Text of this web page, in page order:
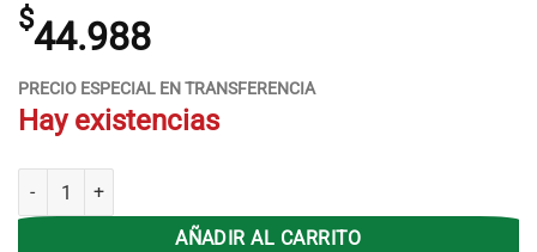
$44.988
PRECIO ESPECIAL EN TRANSFERENCIA
Hay existencias
Cafetera Atma CAATW-21WP Simil Madera - 1.25Lts cantidad
AÑADIR AL CARRITO